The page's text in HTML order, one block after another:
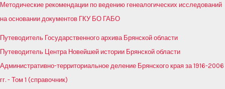
Методические рекомендации по ведению генеалогических исследований
на основании документов ГКУ БО ГАБО
Путеводитель Государственного архива Брянской области
Путеводитель Центра Новейшей истории Брянской области
Административно-территориальное деление Брянского края за 1916-2006
гг. - Том 1 (справочник)